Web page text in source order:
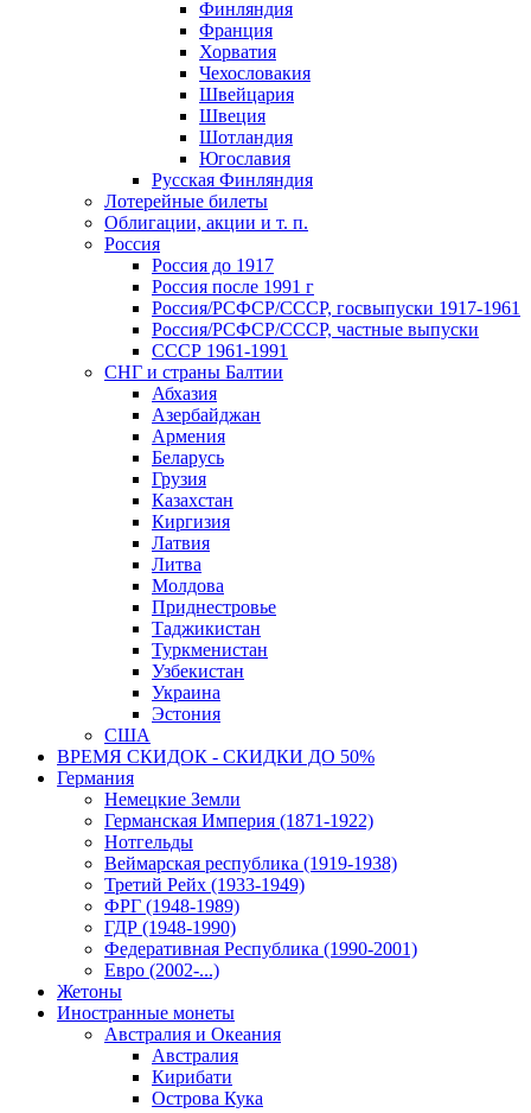
Финляндия
Франция
Хорватия
Чехословакия
Швейцария
Швеция
Шотландия
Югославия
Русская Финляндия
Лотерейные билеты
Облигации, акции и т. п.
Россия
Россия до 1917
Россия после 1991 г
Россия/РСФСР/СССР, госвыпуски 1917-1961
Россия/РСФСР/СССР, частные выпуски
СССР 1961-1991
СНГ и страны Балтии
Абхазия
Азербайджан
Армения
Беларусь
Грузия
Казахстан
Киргизия
Латвия
Литва
Молдова
Приднестровье
Таджикистан
Туркменистан
Узбекистан
Украина
Эстония
США
ВРЕМЯ СКИДОК - СКИДКИ ДО 50%
Германия
Немецкие Земли
Германская Империя (1871-1922)
Нотгельды
Веймарская республика (1919-1938)
Третий Рейх (1933-1949)
ФРГ (1948-1989)
ГДР (1948-1990)
Федеративная Республика (1990-2001)
Евро (2002-...)
Жетоны
Иностранные монеты
Австралия и Океания
Австралия
Кирибати
Острова Кука